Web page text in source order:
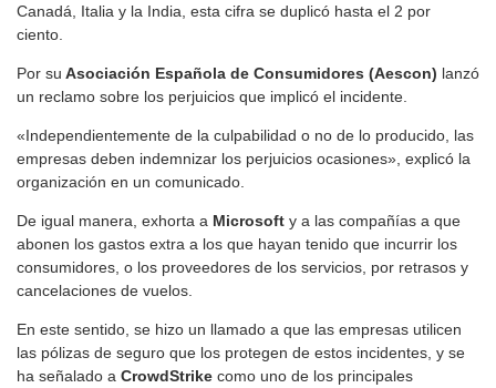
Canadá, Italia y la India, esta cifra se duplicó hasta el 2 por
ciento.
Por su Asociación Española de Consumidores (Aescon) lanzó
un reclamo sobre los perjuicios que implicó el incidente.
«Independientemente de la culpabilidad o no de lo producido, las
empresas deben indemnizar los perjuicios ocasiones», explicó la
organización en un comunicado.
De igual manera, exhorta a Microsoft y a las compañías a que
abonen los gastos extra a los que hayan tenido que incurrir los
consumidores, o los proveedores de los servicios, por retrasos y
cancelaciones de vuelos.
En este sentido, se hizo un llamado a que las empresas utilicen
las pólizas de seguro que los protegen de estos incidentes, y se
ha señalado a CrowdStrike como uno de los principales